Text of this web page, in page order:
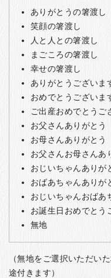
ありがとうの箸渡し
笑顔の箸渡し
人と人との箸渡し
まごころの箸渡し
幸せの箸渡し
ありがとうございま
おめでとうございま
ご出産おめでとうご
お父さんありがとう
お母さんありがとう
お父さんお母さんあ
おじいちゃんありが
おばあちゃんありが
おじいちゃんおばあ
お誕生日おめでとう
無地
（無地をご選択いただい
途付きます）